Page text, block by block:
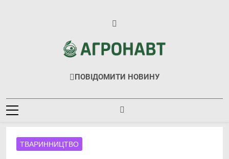
Агронавт
Новини Українського Агробізнесу
ПОВІДОМИТИ НОВИНУ
ТВАРИННИЦТВО